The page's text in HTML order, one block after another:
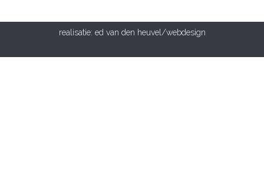
realisatie: ed van den heuvel/webdesign